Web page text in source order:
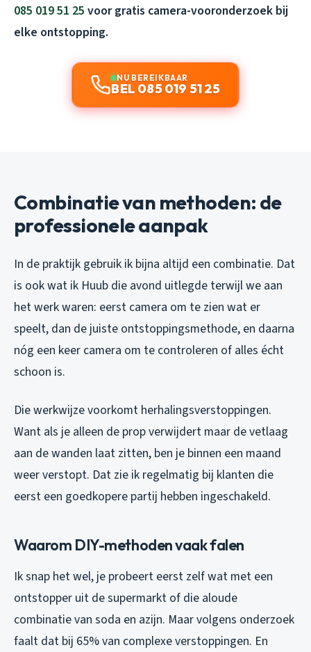
085 019 51 25 voor gratis camera-vooronderzoek bij
elke ontstopping.
NU BEREIKBAAR
BEL 085 019 51 25
Combinatie van methoden: de
professionele aanpak
In de praktijk gebruik ik bijna altijd een combinatie. Dat
is ook wat ik Huub die avond uitlegde terwijl we aan
het werk waren: eerst camera om te zien wat er
speelt, dan de juiste ontstoppingsmethode, en daarna
nóg een keer camera om te controleren of alles écht
schoon is.
Die werkwijze voorkomt herhalingsverstoppingen.
Want als je alleen de prop verwijdert maar de vetlaag
aan de wanden laat zitten, ben je binnen een maand
weer verstopt. Dat zie ik regelmatig bij klanten die
eerst een goedkopere partij hebben ingeschakeld.
Waarom DIY-methoden vaak falen
Ik snap het wel, je probeert eerst zelf wat met een
ontstopper uit de supermarkt of die aloude
combinatie van soda en azijn. Maar volgens onderzoek
faalt dat bij 65% van complexe verstoppingen. En